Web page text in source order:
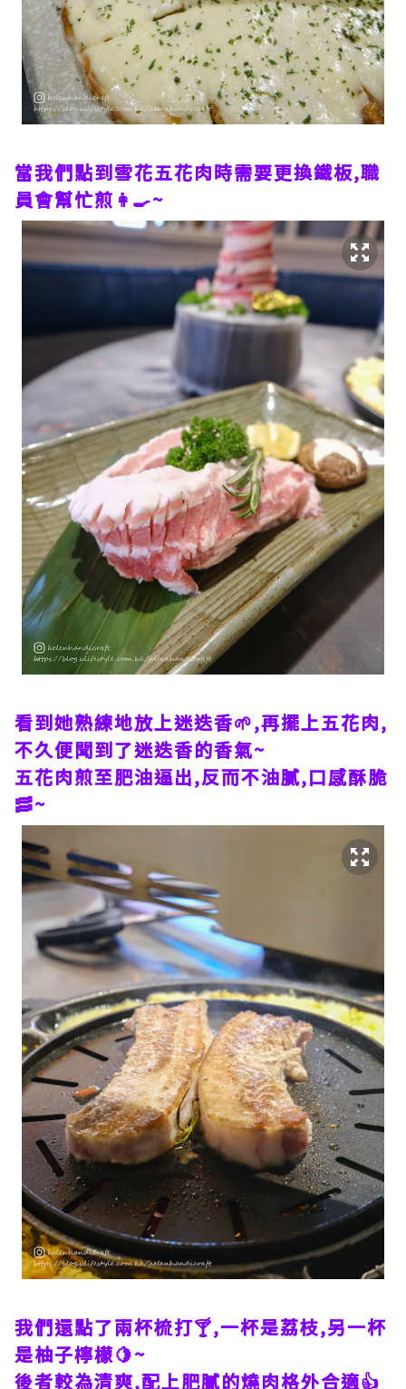
當我們點到雪花五花肉時需要更換鐵板,職
員會幫忙煎👩‍🍳~
看到她熟練地放上迷迭香🌱,再擺上五花肉,
不久便聞到了迷迭香的香氣~
五花肉煎至肥油逼出,反而不油膩,口感酥脆
🥓~
我們還點了兩杯梳打🍸,一杯是荔枝,另一杯
是柚子檸檬🍋~
後者較為清爽,配上肥膩的燒肉格外合適👍